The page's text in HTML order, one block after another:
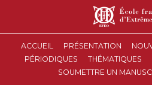
ACCUEIL PRÉSENTATION
PÉRIODIQUES
THÉMATIQUES
SOUMETTRE UN